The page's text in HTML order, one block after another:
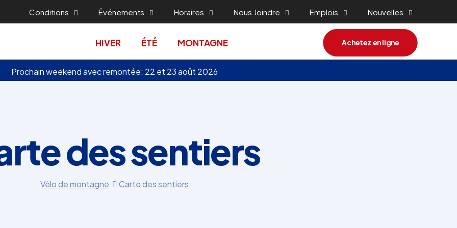
Conditions Événements Horaires Nous Joindre Emplois Nouvelles
HIVER ÉTÉ MONTAGNE Achetez en ligne
Prochain weekend avec remontée: 22 et 23 août 2026
des sentiers
Vélo de montagne Carte des sentiers